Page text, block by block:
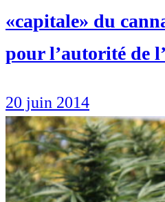
«capitale» du
pour l’autorité de
20 juin 2014